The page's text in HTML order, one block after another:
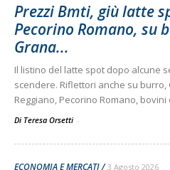
Prezzi Bmti, giù latte
Pecorino Romano, su
Grana...
Il listino del latte spot dopo alcune
scendere. Riflettori anche su
Reggiano, Pecorino Romano,
Di Teresa Orsetti -
ECONOMIA E MERCATI 3 Agosto 2026